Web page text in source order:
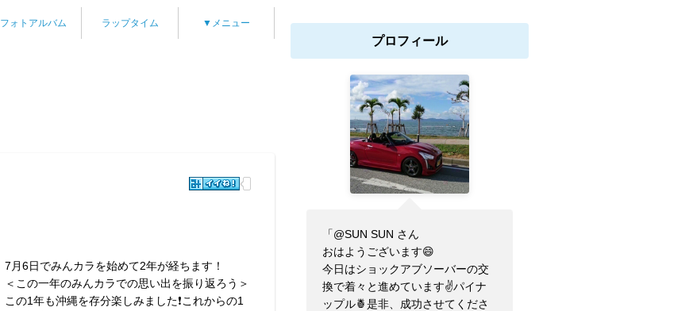
フォトアルバム ラップタイム ▼メニュー
7月6日でみんカラを始めて2年が経ちます！
＜この一年のみんカラでの思い出を振り返ろう＞
この1年も沖縄を存分楽しみました❗これからの1
プロフィール
「@SUN SUN さん
おはようございます😄
今日はショックアブソーバーの交
換で着々と進めています✌️パイナ
ップル🍍是非、成功させてくださ